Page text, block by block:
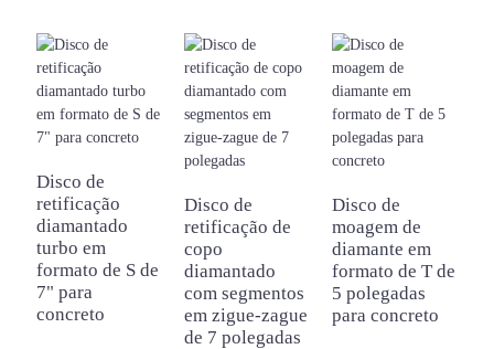
Disco de
retificação
diamantado
turbo em
formato de S de
7" para
concreto
Disco de
retificação de
copo
diamantado
com segmentos
em zigue-zague
de 7 polegadas
Disco de
moagem de
diamante em
formato de T de
5 polegadas
para concreto